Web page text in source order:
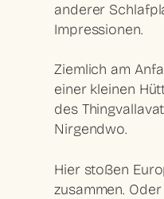
anderer
Impressionen.
Ziemlich am
einer kleinen
des
Nirgendwo.
Hier stoßen
zusammen.